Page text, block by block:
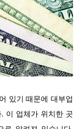
있기 때문에 대부업
이 업체가 위치한 곳